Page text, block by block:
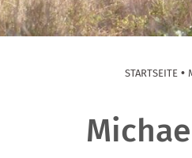
STARTSEITE •